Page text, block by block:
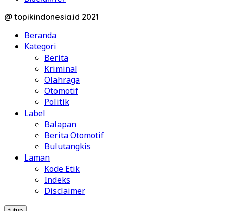
@ topikindonesia.id 2021
Beranda
Kategori
Berita
Kriminal
Olahraga
Otomotif
Politik
Label
Balapan
Berita Otomotif
Bulutangkis
Laman
Kode Etik
Indeks
Disclaimer